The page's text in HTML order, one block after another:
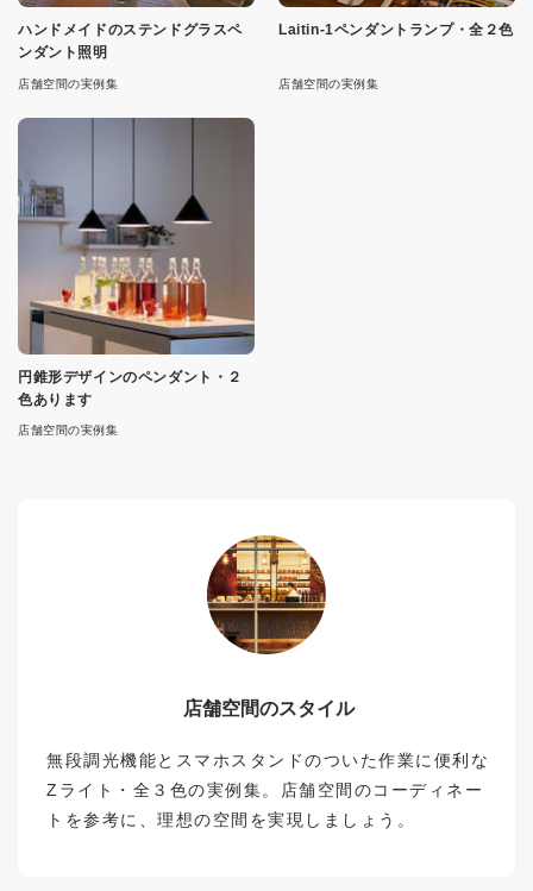
ハンドメイドのステンドグラスペ
ンダント照明
店舗空間の実例集
Laitin-1ペンダントランプ・全２色
店舗空間の実例集
円錐形デザインのペンダント・２
色あります
店舗空間の実例集
店舗空間のスタイル
無段調光機能とスマホスタンドのついた作業に便利な
Zライト・全３色の実例集。店舗空間のコーディネー
トを参考に、理想の空間を実現しましょう。